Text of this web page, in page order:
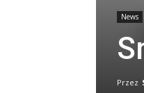
News
Przez